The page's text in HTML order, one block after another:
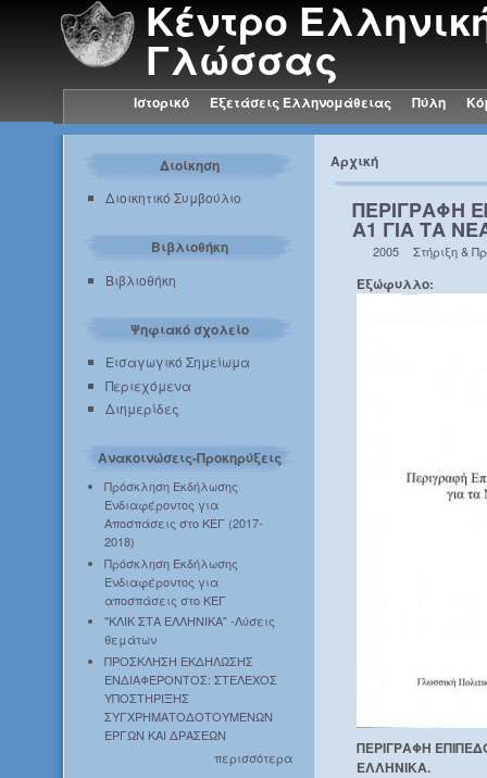
Κέντρο
Γλώσσας
Ιστορικό Εξετάσεις Ελληνομάθειας Πύλη
Διοίκηση
Διοικητικό Συμβούλιο
Βιβλιοθήκη
Βιβλιοθήκη
Ψηφιακό σχολείο
Εισαγωγικό Σημείωμα
Περιεχόμενα
Διημερίδες
Ανακοινώσεις-Προκηρύξεις
Πρόσκληση Εκδήλωσης
Ενδιαφέροντος για
Αποσπάσεις στο ΚΕΓ (2017-
2018)
Πρόσκληση Εκδήλωσης
Ενδιαφέροντος για
αποσπάσεις στο ΚΕΓ
"ΚΛΙΚ ΣΤΑ ΕΛΛΗΝΙΚΑ" -Λύσεις
θεμάτων
ΠΡΟΣΚΛΗΣΗ ΕΚΔΗΛΩΣΗΣ
ΕΝΔΙΑΦΕΡΟΝΤΟΣ: ΣΤΕΛΕΧΟΣ
ΥΠΟΣΤΗΡΙΞΗΣ
ΣΥΓΧΡΗΜΑΤΟΔΟΤΟΥΜΕΝΩΝ
ΕΡΓΩΝ ΚΑΙ ΔΡΑΣΕΩΝ
περισσότερα
Αρχική
ΠΕΡΙΓΡΑΦΗ
Α1 ΓΙΑ ΤΑ
2005 Στήριξη &
Εξώφυλλο:
ΠΕΡΙΓΡΑΦΗ
ΕΛΛΗΝΙΚΑ.